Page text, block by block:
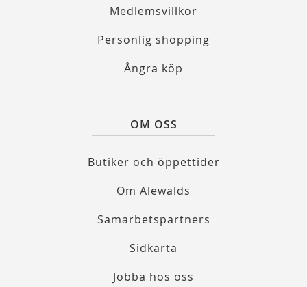
Medlemsvillkor
Personlig shopping
Ångra köp
OM OSS
Butiker och öppettider
Om Alewalds
Samarbetspartners
Sidkarta
Jobba hos oss